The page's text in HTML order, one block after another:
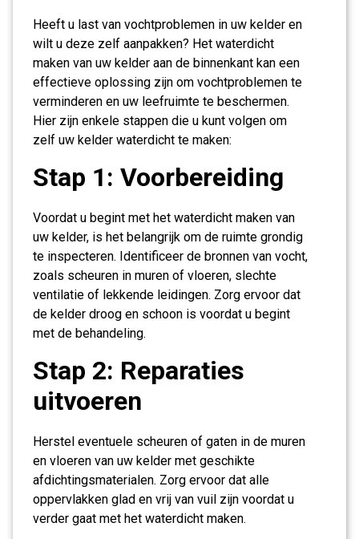
Heeft u last van vochtproblemen in uw kelder en
wilt u deze zelf aanpakken? Het waterdicht
maken van uw kelder aan de binnenkant kan een
effectieve oplossing zijn om vochtproblemen te
verminderen en uw leefruimte te beschermen.
Hier zijn enkele stappen die u kunt volgen om
zelf uw kelder waterdicht te maken:
Stap 1: Voorbereiding
Voordat u begint met het waterdicht maken van
uw kelder, is het belangrijk om de ruimte grondig
te inspecteren. Identificeer de bronnen van vocht,
zoals scheuren in muren of vloeren, slechte
ventilatie of lekkende leidingen. Zorg ervoor dat
de kelder droog en schoon is voordat u begint
met de behandeling.
Stap 2: Reparaties
uitvoeren
Herstel eventuele scheuren of gaten in de muren
en vloeren van uw kelder met geschikte
afdichtingsmaterialen. Zorg ervoor dat alle
oppervlakken glad en vrij van vuil zijn voordat u
verder gaat met het waterdicht maken.